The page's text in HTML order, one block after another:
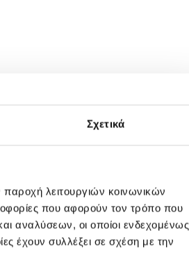
Σχετικά
λειτουργιών κοινωνικών
που αφορούν τον τρόπο που
αναλύσεων, οι οποίοι ενδεχομένως
έχουν συλλέξει σε σχέση με την